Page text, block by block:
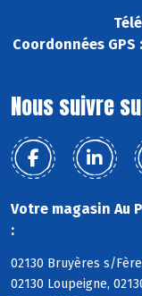
Coordonnées GPS :
Nous suivre
Votre magasin Au
:
02130 Bruyères s/
02130 Loupeigne,